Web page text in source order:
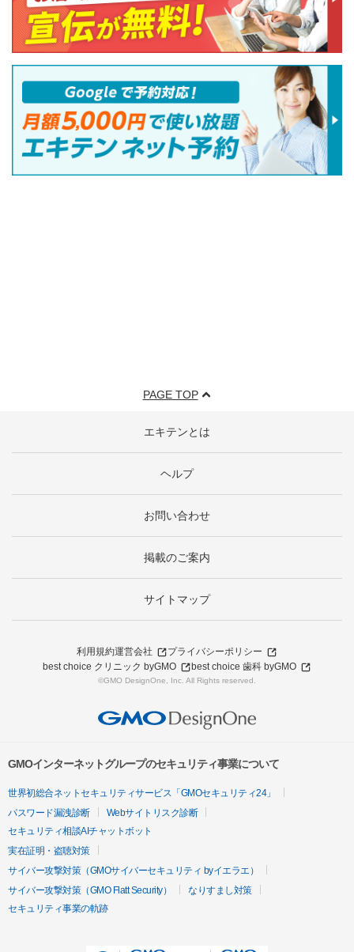
PAGE TOP
エキテンとは
ヘルプ
お問い合わせ
掲載のご案内
サイトマップ
利用規約運営会社
プライバシーポリシー
best choice クリニック byGMO
best choice 歯科 byGMO
©GMO DesignOne, Inc. All Rights reserved.
GMOインターネットグループのセキュリティ事業について
世界初総合ネットセキュリティサービス「GMOセキュリティ24」
パスワード漏洩診断
Webサイトリスク診断
セキュリティ相談AIチャットボット
実在証明・盗聴対策
サイバー攻撃対策（GMOサイバーセキュリティ byイエラエ）
サイバー攻撃対策（GMO Flatt Security）
なりすまし対策
セキュリティ事業の軌跡